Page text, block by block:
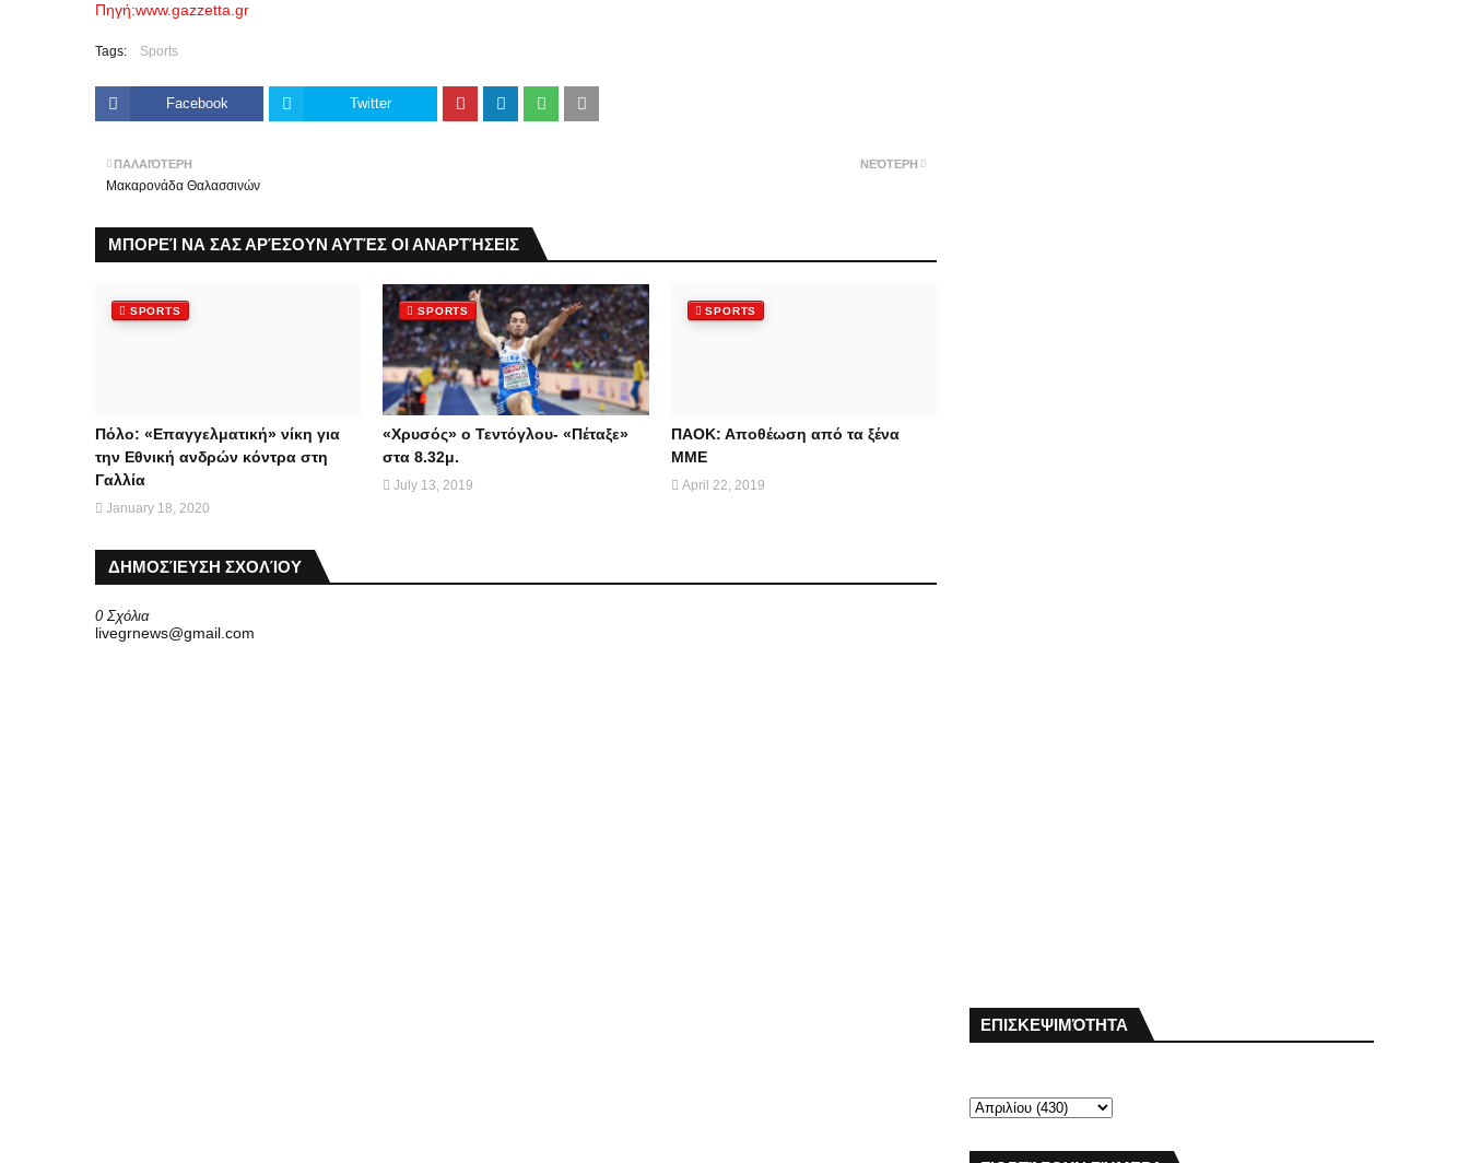
Πηγή:www.gazzetta.gr
Tags: Sports
Facebook Twitter
ΝΕΌΤΕΡΗ
ΠΑΛΑΙΌΤΕΡΗ
Μακαρονάδα Θαλασσινών
ΜΠΟΡΕΊ ΝΑ ΣΑΣ ΑΡΈΣΟΥΝ ΑΥΤΈΣ ΟΙ ΑΝΑΡΤΉΣΕΙΣ
SPORTS
Πόλο: «Επαγγελματική» νίκη για
την Εθνική ανδρών κόντρα στη
Γαλλία
January 18, 2020
SPORTS
«Χρυσός» ο Τεντόγλου- «Πέταξε»
στα 8.32μ.
July 13, 2019
SPORTS
ΠΑΟΚ: Αποθέωση από τα ξένα
ΜΜΕ
April 22, 2019
ΔΗΜΟΣΊΕΥΣΗ ΣΧΟΛΊΟΥ
0 Σχόλια
livegrnews@gmail.com
ΕΠΙΣΚΕΨΙΜΌΤΗΤΑ